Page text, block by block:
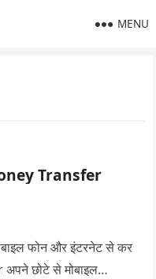
MENU
Transfer
फोन और इंटरनेट से कर
छोटे से मोबाइल…